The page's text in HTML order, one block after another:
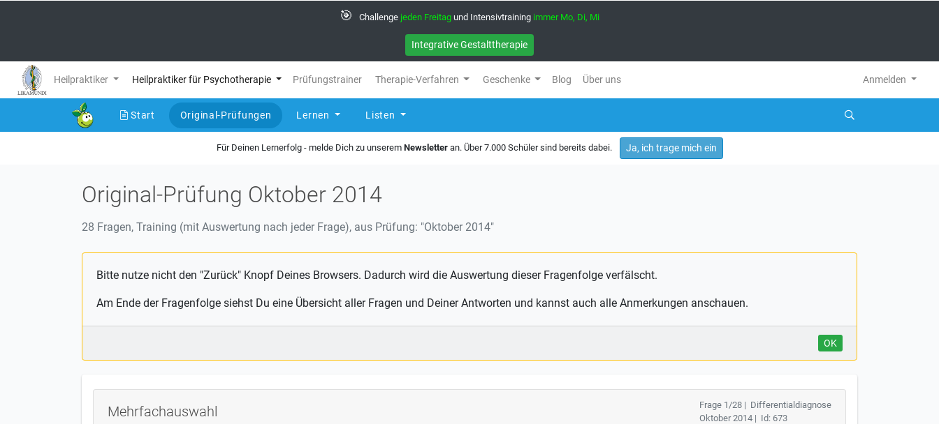
🎯 Challenge jeden Freitag und Intensivtraining immer Mo, Di, Mi
Integrative Gestalttherapie
Heilpraktiker Heilpraktiker für Psychotherapie Prüfungstrainer Therapie-Verfahren Geschenke Blog Über uns Anmelden
Start
Original-Prüfungen
Lernen Listen
Für Deinen Lernerfolg - melde Dich zu unserem Newsletteran. Über 7.000 Schüler sind bereits dabei. Ja, ich trage mich ein
Original-Prüfung Oktober 2014
28 Fragen, Training (mit Auswertung nach jeder Frage), aus Prüfung: "Oktober 2014"
Bitte nutze nicht den "Zurück" Knopf Deines Browsers. Dadurch wird die Auswertung dieser Fragenfolge verfälscht.
Am Ende der Fragenfolge siehst Du eine Übersicht aller Fragen und Deiner Antworten und kannst auch alle Anmerkungen anschauen.
OK
Mehrfachauswahl
Frage 1/28 | Differentialdiagnose
Oktober 2014 | Id: 673